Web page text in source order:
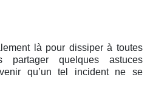
là pour dissiper à toutes
quelques astuces
qu’un tel incident ne se